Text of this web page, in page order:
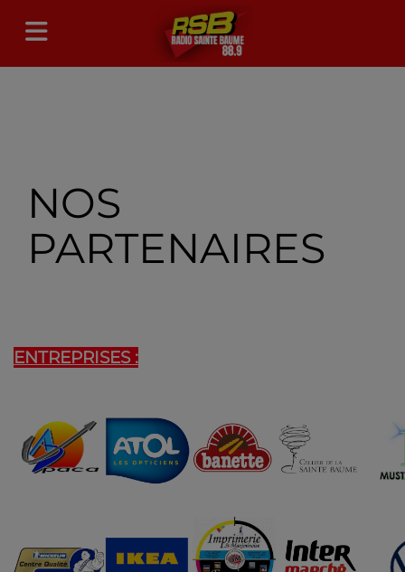
NOS
PARTENAIRES
ENTREPRISES :